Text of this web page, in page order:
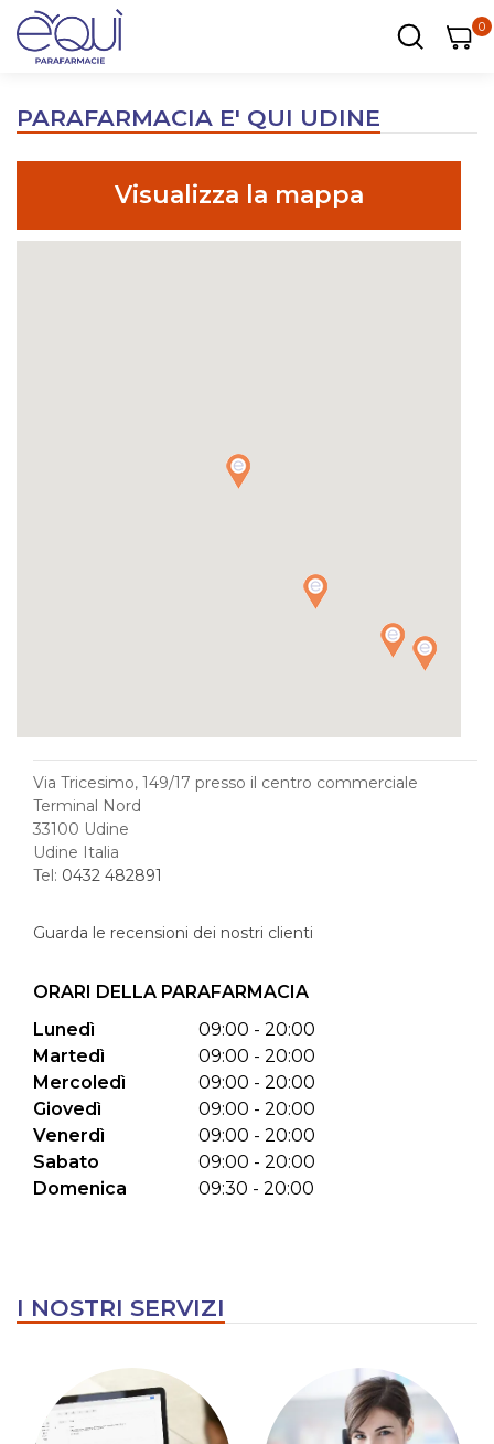
00
PARAFARMACIA E' QUI UDINE
Visualizza la mappa
Via Tricesimo, 149/17 presso il centro commerciale
Terminal Nord
33100 Udine
Udine Italia
Tel: 0432 482891
Guarda le recensioni dei nostri clienti
ORARI DELLA PARAFARMACIA
Lunedì
09:00 - 20:00
Martedì
09:00 - 20:00
Mercoledì
09:00 - 20:00
Giovedì
09:00 - 20:00
Venerdì
09:00 - 20:00
Sabato
09:00 - 20:00
Domenica
09:30 - 20:00
I NOSTRI SERVIZI